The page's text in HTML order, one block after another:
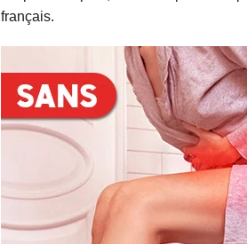
français.